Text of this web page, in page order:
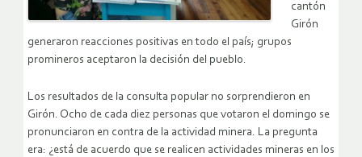
cantón
Girón
generaron reacciones positivas en todo el país; grupos
promineros aceptaron la decisión del pueblo.
Los resultados de la consulta popular no sorprendieron en
Girón. Ocho de cada diez personas que votaron el domingo se
pronunciaron en contra de la actividad minera. La pregunta
era: ¿está de acuerdo que se realicen actividades mineras en los